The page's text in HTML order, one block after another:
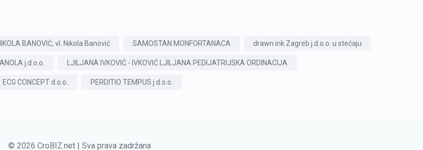
BANOVIĆ, vl. Nikola Banović SAMOSTAN MONFORTANACA drawn.ink Zagreb j.d.o.o. u stečaju
j.d.o.o. LJILJANA IVKOVIĆ - IVKOVIĆ LJILJANA PEDIJATRIJSKA ORDINACIJA
ECG CONCEPT d.o.o. PERDITIO TEMPUS j.d.o.o.
© 2026 CroBIZ.net | Sva prava zadržana